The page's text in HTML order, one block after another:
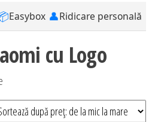
Easybox 👤Ridicare personală
cu Logo
după
preț: